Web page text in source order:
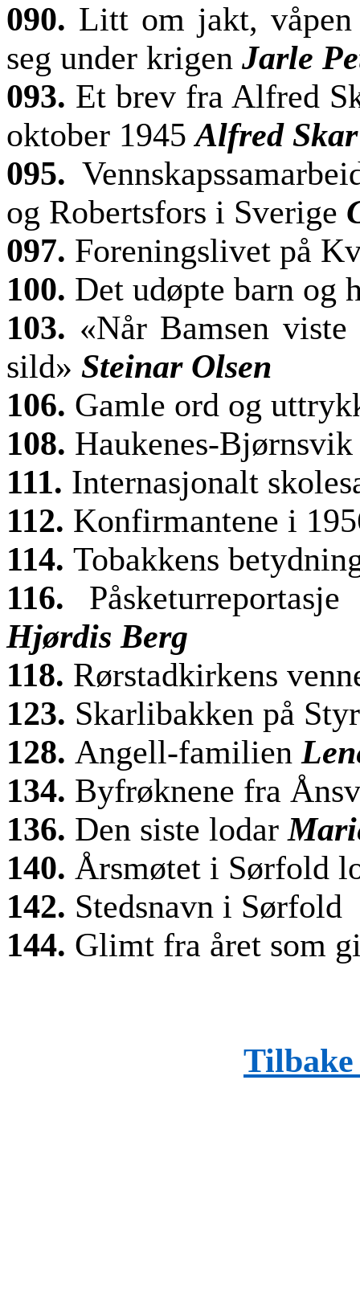
090. Litt om jakt,
seg under krigen Jarle
093. Et brev fra Alfred
oktober 1945Alfred Skar
095.
og Robertsfors i Sverige
097. Foreningslivet på
100. Det udøpte barn og
103. «Når Bamsen
sild» Steinar Olsen
106. Gamle ord og
108. Haukenes-
111. Internasjonalt
112. Konfirmantene i
114. Tobakkens
116.
Hjørdis Berg
118. Rørstadkirkens
123. Skarlibakken på
128. Angell-familien
134. Byfrøknene fra
136. Den siste lodar
140. Årsmøtet i Sørfold
142. Stedsnavn i Sørfold
144. Glimt fra året som